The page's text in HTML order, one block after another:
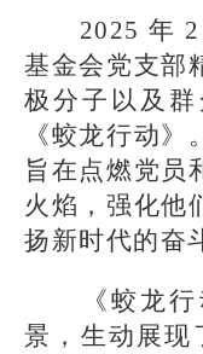
2025 年
基金会党支部
极分子以及
《蛟龙行动》
旨在点燃党员
火焰，强化他
扬新时代的奋
《蛟龙行
景，生动展现